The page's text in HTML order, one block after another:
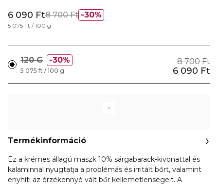
30%
6 090 Ft8 700 Ft
5 075 Ft / 100 g
120 G 30% 8 700 Ft
6 090 Ft
5 075 ft / 100 g
Termékinformáció
Ez a krémes állagú maszk 10% sárgabarack-kivonattal és
kalaminnal nyugtatja a problémás és irritált bőrt, valamint
enyhíti az érzékennyé vált bőr kellemetlenségeit. A